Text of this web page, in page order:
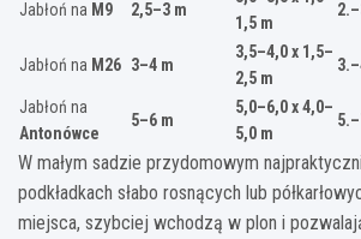
Jabłoń na M9 2,5–3 m
1,5 m
Jabłoń na M26 3–4 m
3,5–4,0 x 1,5–
2,5 m
Jabłoń na
Antonówce
5–6 m
5,0–6,0 x 4,0–
5,0 m
W małym sadzie przydomowym
podkładkach słabo rosnących lub
miejsca, szybciej wchodzą w plon i